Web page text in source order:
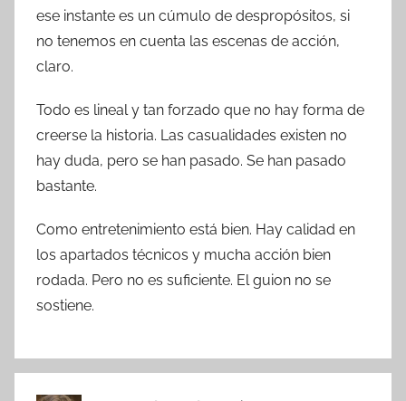
ese instante es un cúmulo de despropósitos, si
no tenemos en cuenta las escenas de acción,
claro.
Todo es lineal y tan forzado que no hay forma de
creerse la historia. Las casualidades existen no
hay duda, pero se han pasado. Se han pasado
bastante.
Como entretenimiento está bien. Hay calidad en
los apartados técnicos y mucha acción bien
rodada. Pero no es suficiente. El guion no se
sostiene.